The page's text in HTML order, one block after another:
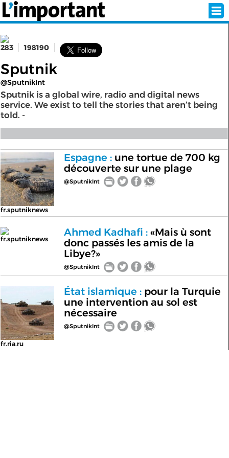
SÉLECTION DE L'ÉTÉ
ABONNEZ-VOUS À LA NEWSLETTER!
SUIVEZ NOUS:
< RETOUR À L'ACCUEIL
283 198190
Sputnik
@SputnikInt
Sputnik is a global wire, radio and digital news
service. We exist to tell the stories that aren’t being
told. -
fr.sputniknews
Espagne :une tortue de 700 kg
découverte sur une plage
@SputnikInt
fr.sputniknews
Ahmed Kadhafi :«Mais ù sont
donc passés les amis de la
Libye?»
@SputnikInt
fr.ria.ru
État islamique :pour la Turquie
une intervention au sol est
nécessaire
@SputnikInt